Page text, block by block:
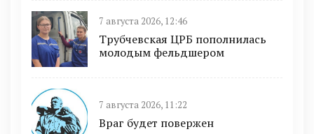
7 августа 2026, 12:46
Трубчевская ЦРБ пополнилась
молодым фельдшером
7 августа 2026, 11:22
Враг будет повержен